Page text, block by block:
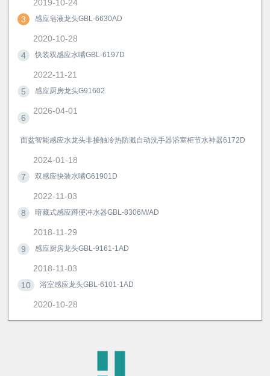
2019-10-24
3
感应皂液龙头GBL-6630AD
2020-10-28
4
快装双感应水嘴GBL-6197D
2022-11-21
5
感应厨房龙头G91602
2026-04-01
6
面盆智能感应水龙头非接触冷热防溅自动洗手器浴室柜节水神器6172D
2024-01-18
7
双感应快装水嘴G61901D
2022-11-03
8
暗藏式感应蹲便冲水器GBL-8306M/AD
2018-11-29
9
感应厨房龙头GBL-9161-1AD
2018-11-03
10
浴室感应龙头GBL-6101-1AD
2020-10-28